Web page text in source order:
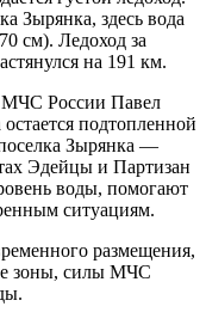
Зырянка, здесь вода
см). Ледоход за
на 191 км.
МЧС России Павел
подтопленной
Зырянка —
Эдейцы и Партизан
воды, помогают
ситуациям.
размещения,
зоны, силы МЧС